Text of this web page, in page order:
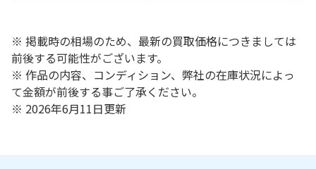
※ 掲載時の相場のため、最新の買取価格につきましては
前後する可能性がございます。
※ 作品の内容、コンディション、弊社の在庫状況によっ
て金額が前後する事ご了承ください。
※ 2026年6月11日更新